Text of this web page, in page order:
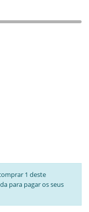
1 deste
para pagar os seus